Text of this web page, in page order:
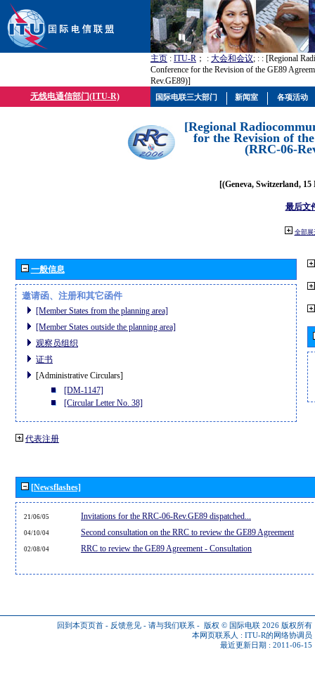
主页 : ITU-R ； : 大会和会议; : : [Regional
Conference for the Revision of the GE89
Rev.GE89)]
无线电通信部门(ITU-R)
[Regional
for the Revision of
(RRC-06-
[(Geneva, Switzerland, 15
最后文
全部展
一般信息
邀请函、注册和其它函件
[Member States from the planning area]
[Member States outside the planning area]
观察员组织
证书
[Administrative Circulars]
[DM-1147]
[Circular Letter No. 38]
代表注册
[Newsflashes]
21/06/05 Invitations for the RRC-06-Rev.GE89 dispatched...
04/10/04 Second consultation on the RRC to review the GE89 Agreement
02/08/04 RRC to review the GE89 Agreement - Consultation
回到本页页首 - 反馈意见 - 请与我们联系 - 版权 © 国际电联 2026 版权所有
本网页联系人 : ITU-R的网络协调员
最近更新日期 : 2011-06-15
国际电联三大部门 新闻室 各项活动